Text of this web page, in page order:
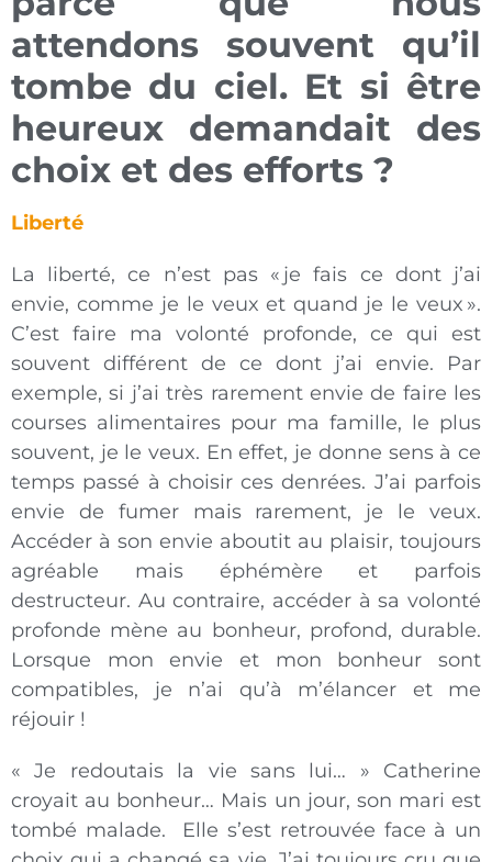
attendons souvent qu’il
tombe du ciel. Et si être
heureux demandait des
choix et des efforts ?
Liberté
La liberté, ce n’est pas « je fais ce dont j’ai
envie, comme je le veux et quand je le veux ».
C’est faire ma volonté profonde, ce qui est
souvent différent de ce dont j’ai envie. Par
exemple, si j’ai très rarement envie de faire les
courses alimentaires pour ma famille, le plus
souvent, je le veux. En effet, je donne sens à ce
temps passé à choisir ces denrées. J’ai parfois
envie de fumer mais rarement, je le veux.
Accéder à son envie aboutit au plaisir, toujours
agréable mais éphémère et parfois
destructeur. Au contraire, accéder à sa volonté
profonde mène au bonheur, profond, durable.
Lorsque mon envie et mon bonheur sont
compatibles, je n’ai qu’à m’élancer et me
réjouir !
« Je redoutais la vie sans lui… » Catherine
croyait au bonheur… Mais un jour, son mari est
tombé malade. Elle s’est retrouvée face à un